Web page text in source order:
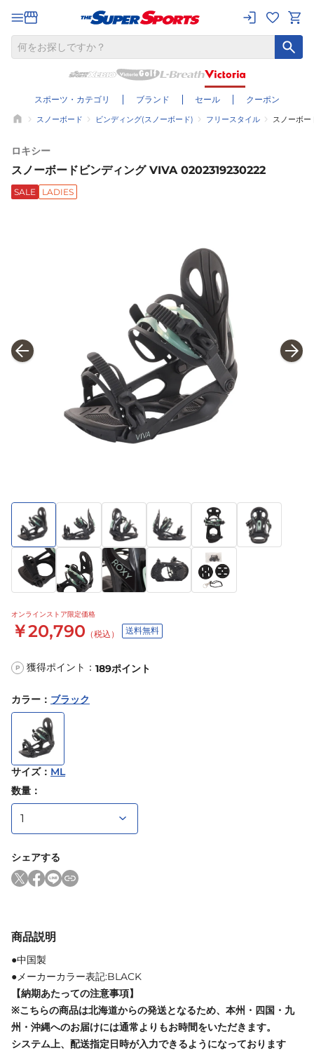
スポーツ・カテゴリ ブランド セール クーポン
スノーボード ビンディング(スノーボード) フリースタイル スノーボ
ロキシー
スノーボードビンディング VIVA 0202319230222
SALE LADIES
オンラインストア限定価格
￥20,790 （税込） 送料無料
P 獲得ポイント： 189ポイント
カラー ： ブラック
サイズ： ML
数量：
シェアする
商品説明
●中国製
●メーカーカラー表記:BLACK
【納期あたっての注意事項】
※こちらの商品は北海道からの発送となるため、本州・四国・九
州・沖縄へのお届けには通常よりもお時間をいただきます。
システム上、配送指定日時が入力できるようになっております